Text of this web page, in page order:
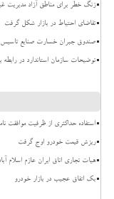
زنگ خطر برای مناطق آزاد مدیریت
تقاضای احتیاط در بازار شکل گرفت
صندوق جبران خسارت صنایع
توضیحات سازمان استاندارد در
استفاده حداکثری از ظرفیت موافقت
ریزش قیمت خودرو اوج گرفت
هیات تجاری اتاق ایران عازم اسلام
بک اتفاق عجیب در بازار خودرو